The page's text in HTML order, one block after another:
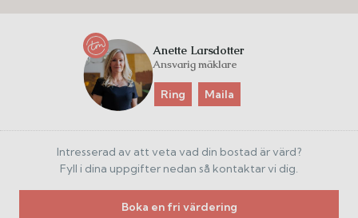
söder med plats för trädgårdsbord och stolar.
Lägenheten har under 2023 smakfullt totalrenoverats
med känsla för stil, modern design, sobra kulörer och
platsbyggda förvaringslösningar. Samtidigt så tummar
man inte på den genuina sekelskifteskänslan med
högt till tak och genomgående vitvaxad
fiskbensparkett i ek, vackra snickerier, lister och
högresta fönsterpartier i bredd som ger ett
Anette Larsdotter
Ansvarig mäklare
Ring Maila
Intresserad av att veta vad din bostad är värd?
Fyll i dina uppgifter nedan så kontaktar vi dig.
Boka en fri värdering